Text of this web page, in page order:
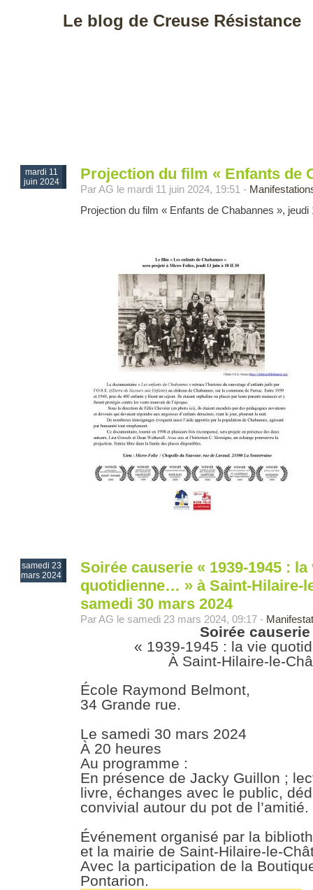
Le blog de Creuse Résistance
mardi 11
juin 2024
Projection du film « Enfants de
Par AG le mardi 11 juin 2024, 19:51 -
Projection du film « Enfants de Chabannes », jeudi
samedi 23
mars 2024
Soirée causerie « 1939-1945 : la
quotidienne… » à Saint-Hilaire-
samedi 30 mars 2024
Par AG le samedi 23 mars 2024, 09:17 -
Soirée causerie
« 1939-1945 : la vie
À Saint-Hilaire-le-
École Raymond Belmont,
34 Grande rue.
Le samedi 30 mars 2024
À 20 heures
Au programme :
En présence de Jacky Guillon ;
livre, échanges avec le public,
convivial autour du pot de l’amitié.
Événement organisé par la
et la mairie de Saint-Hilaire-le-
Avec la participation de la
Pontarion.